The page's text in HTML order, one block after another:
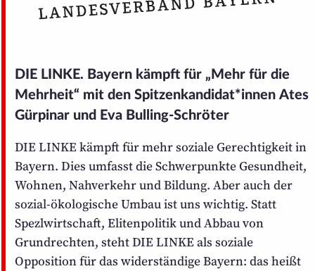
DIE LINKE. Bayern kämpft für „Mehr für die
Mehrheit“ mit den Spitzen­kandidat*innen Ates
Gürpinar und Eva Bulling-Schröter
DIE LINKE kämpft für mehr soziale Gerechtigkeit in
Bayern. Dies umfasst die Schwerpunkte Gesundheit,
Wohnen, Nahverkehr und Bildung. Aber auch der
sozial-ökologische Umbau ist uns wichtig. Statt
Spezl­wirtschaft, Eliten­politik und Abbau von
Grundrechten, steht DIE LINKE als soziale
Opposition für das widerständige Bayern: das heißt